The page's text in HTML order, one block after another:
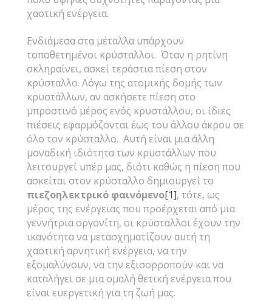
χαοτική ενέργεια.
Ενδιάμεσα στα μέταλλα υπάρχουν
τοποθετημένοι κρύσταλλοι. Όταν η ρητίνη
σκληραίνει, ασκεί τεράστια πίεση στον
κρύσταλλο. Λόγω της ατομικής δομής των
κρυστάλλων, αν ασκήσετε πίεση στο
μπροστινό μέρος ενός κρυστάλλου, οι ίδιες
πιέσεις εφαρμόζονται έως του άλλου άκρου σε
όλο τον κρύσταλλο. Αυτή είναι μια άλλη
μοναδική ιδιότητα των κρυστάλλων που
λειτουργεί υπέρ μας, διότι καθώς η πίεση που
ασκείται στον κρύσταλλο δημιουργεί το
πιεζοηλεκτρικό φαινόμενο[1], τότε, ως
μέρος της ενέργειας που προέρχεται από μια
γεννήτρια οργονίτη, οι κρύσταλλοι έχουν την
ικανότητα να μετασχηματίζουν αυτή τη
χαοτική αρνητική ενέργεια, να την
εξομαλύνουν, να την εξισορροπούν και να
καταλήγει σε μια ομαλή θετική ενέργεια που
είναι ευεργετική για τη ζωή μας.